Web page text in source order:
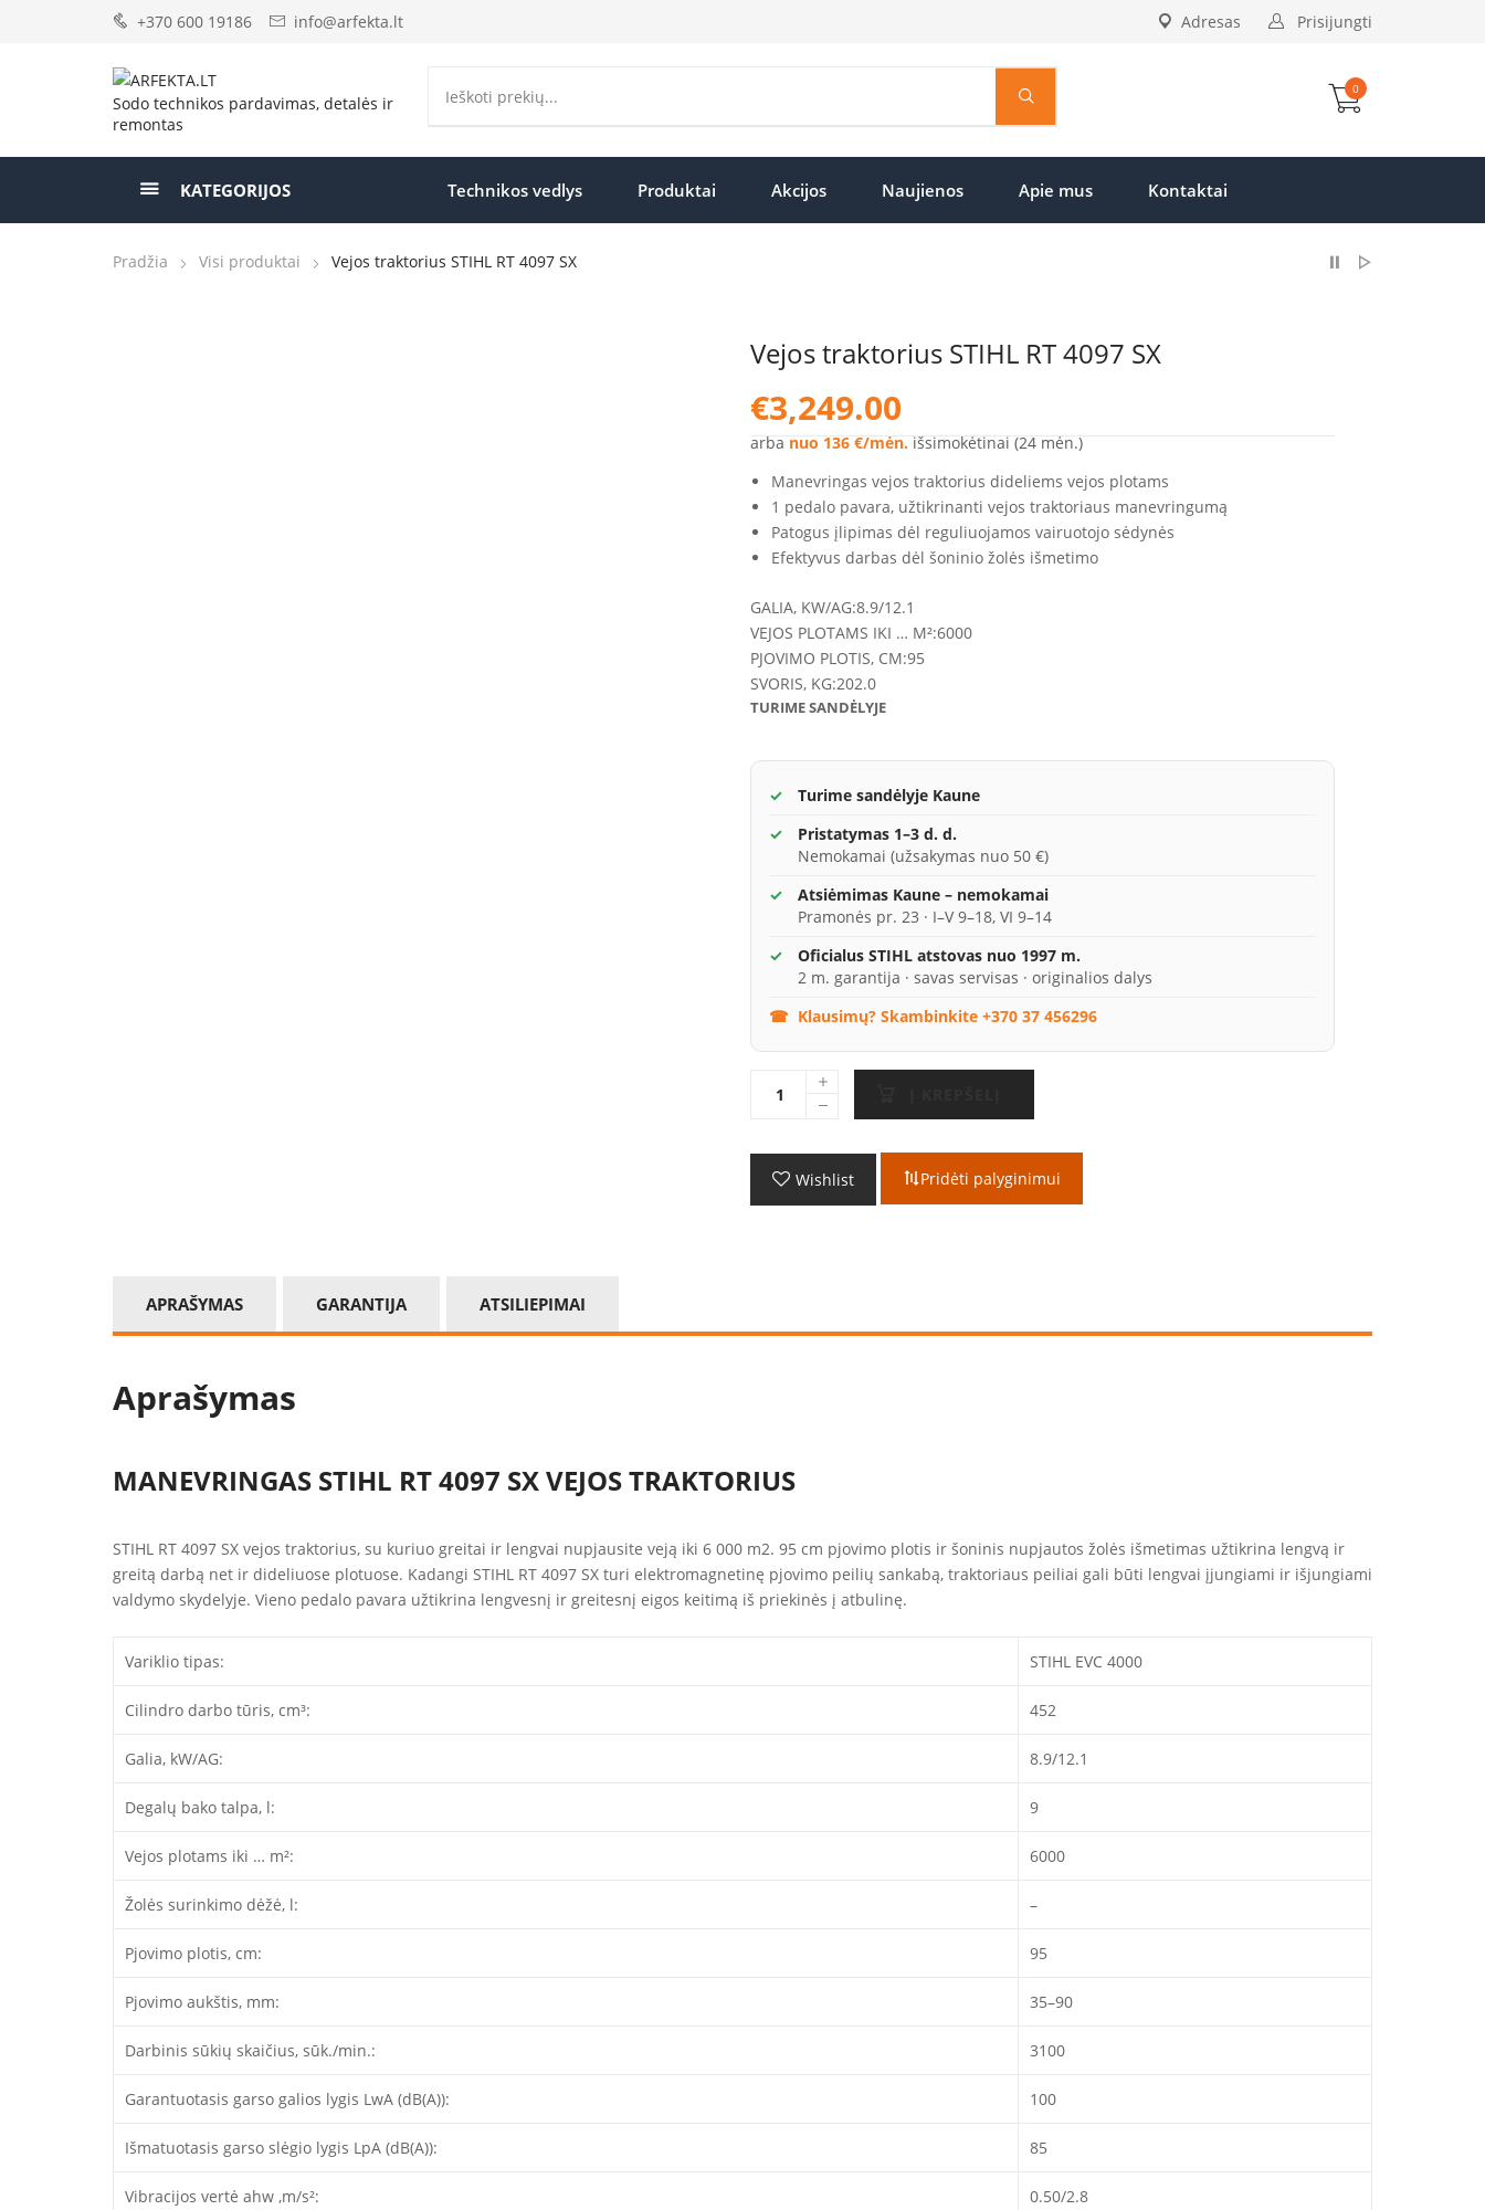
+370 600 19186 info@arfekta.lt Prisijungti
Adresas
Sodo technikos pardavimas, detalės ir
remontas
0
KATEGORIJOS Technikos vedlys Produktai Akcijos Naujienos Apie mus Kontaktai
Pradžia Visi produktai Vejos traktorius STIHL RT 4097 SX
Vejos traktorius STIHL RT 4097 SX
€3,249.00
arba nuo 136 €/mėn. išsimokėtinai (24 mėn.)
Manevringas vejos traktorius dideliems vejos plotams
1 pedalo pavara, užtikrinanti vejos traktoriaus manevringumą
Patogus įlipimas dėl reguliuojamos vairuotojo sėdynės
Efektyvus darbas dėl šoninio žolės išmetimo
GALIA, KW/AG:8.9/12.1
VEJOS PLOTAMS IKI … M²:6000
PJOVIMO PLOTIS, CM:95
SVORIS, KG:202.0
TURIME SANDĖLYJE
Turime sandėlyje Kaune
Pristatymas 1–3 d. d.
Nemokamai (užsakymas nuo 50 €)
Atsiėmimas Kaune – nemokamai
Pramonės pr. 23 · I–V 9–18, VI 9–14
Oficialus STIHL atstovas nuo 1997 m.
2 m. garantija · savas servisas · originalios dalys
Klausimų? Skambinkite +370 37 456296
Wishlist Pridėti palyginimui
APRAŠYMAS GARANTIJA ATSILIEPIMAI
Aprašymas
MANEVRINGAS STIHL RT 4097 SX VEJOS TRAKTORIUS
STIHL RT 4097 SX vejos traktorius, su kuriuo greitai ir lengvai nupjausite veją iki 6 000 m2. 95 cm pjovimo plotis ir šoninis nupjautos žolės išmetimas užtikrina lengvą ir
greitą darbą net ir dideliuose plotuose. Kadangi STIHL RT 4097 SX turi elektromagnetinę pjovimo peilių sankabą, traktoriaus peiliai gali būti lengvai įjungiami ir išjungiami
valdymo skydelyje. Vieno pedalo pavara užtikrina lengvesnį ir greitesnį eigos keitimą iš priekinės į atbulinę.
Variklio tipas: STIHL EVC 4000
Cilindro darbo tūris, cm³: 452
Galia, kW/AG: 8.9/12.1
Degalų bako talpa, l: 9
Vejos plotams iki … m²: 6000
Žolės surinkimo dėžė, l: –
Pjovimo plotis, cm: 95
Pjovimo aukštis, mm: 35–90
Darbinis sūkių skaičius, sūk./min.: 3100
Garantuotasis garso galios lygis LwA (dB(A)): 100
Išmatuotasis garso slėgio lygis LpA (dB(A)): 85
Vibracijos vertė ahw ,m/s²: 0.50/2.8